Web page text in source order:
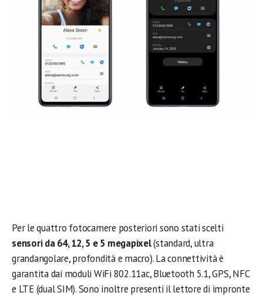
Per le quattro fotocamere posteriori sono stati scelti
sensori da 64, 12, 5 e 5 megapixel(standard, ultra
grandangolare, profondità e macro). La connettività è
garantita dai moduli WiFi 802.11ac, Bluetooth 5.1, GPS, NFC
e LTE (dual SIM). Sono inoltre presenti il lettore di impronte